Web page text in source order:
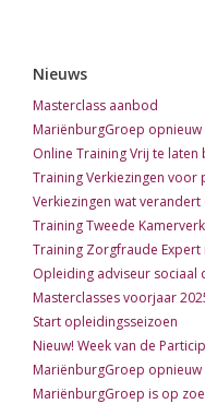
Nieuws
Masterclass aanbod
MariënburgGroep
Online Training Vrij te laten
Training Verkiezingen
Verkiezingen wat
Training Tweede
Training Zorgfraude Expert
Opleiding adviseur sociaal
Masterclasses voorjaar
Start opleidingsseizoen
Nieuw! Week van de
MariënburgGroep
MariënburgGroep is op